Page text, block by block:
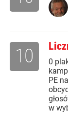
0
PE
w
10